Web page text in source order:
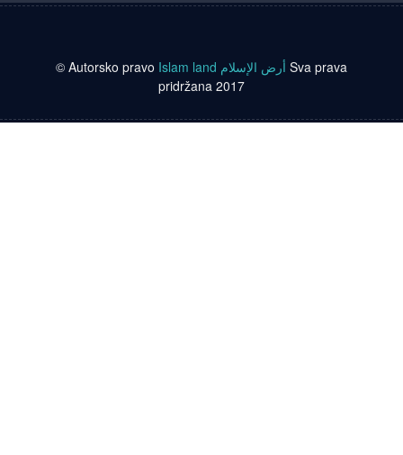
© Autorsko pravo Islam land أرض الإسلام Sva prava
pridržana 2017